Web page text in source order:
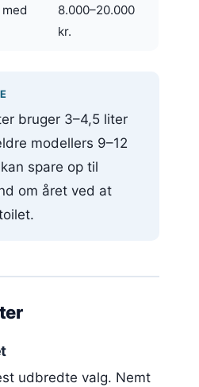
8.000–20.000
kr.
bruger 3–4,5 liter
modellers 9–12
spare op til
om året ved at
udbredte valg. Nemt